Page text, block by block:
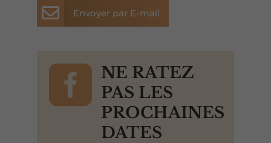
 Envoyer par E-mail

NE RATEZ
PAS LES
PROCHAINES
DATES